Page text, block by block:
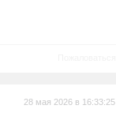
28 мая 2026 в 16:33:25